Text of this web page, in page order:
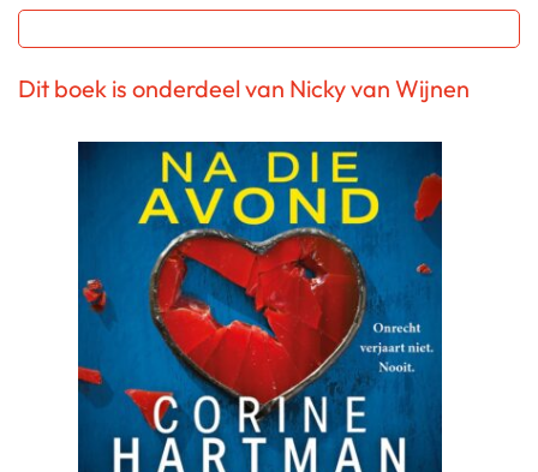
Dit boek is onderdeel van Nicky van Wijnen